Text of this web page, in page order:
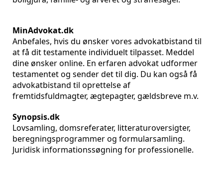
MinAdvokat.dk
Anbefales, hvis du ønsker vores advokatbistand til
at få dit testamente individuelt tilpasset. Meddel
dine ønsker online. En erfaren advokat udformer
testamentet og sender det til dig. Du kan også få
advokatbistand til oprettelse af
fremtidsfuldmagter, ægtepagter, gældsbreve m.v.
Synopsis.dk
Lovsamling, domsreferater, litteraturoversigter,
beregningsprogrammer og formularsamling.
Juridisk informationssøgning for professionelle.